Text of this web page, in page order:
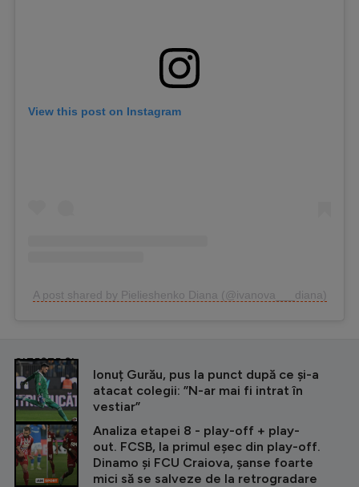
View this post on Instagram
A post shared by Pielieshenko Diana (@ivanova___diana)
CITEȘTE ȘI
Ionuț Gurău, pus la punct după ce și-a
atacat colegii: ”N-ar mai fi intrat în
vestiar”
Analiza etapei 8 - play-off + play-
out. FCSB, la primul eșec din play-off.
Dinamo și FCU Craiova, șanse foarte
mici să se salveze de la retrogradare